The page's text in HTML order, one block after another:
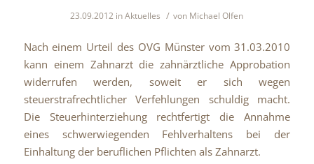
23.09.2012 inAktuelles / von Michael Olfen
Nach einem Urteil des OVG Münster vom 31.03.2010
kann einem Zahnarzt die zahnärztliche Approbation
widerrufen werden, soweit er sich wegen
steuerstrafrechtlicher Verfehlungen schuldig macht.
Die Steuerhinterziehung rechtfertigt die Annahme
eines schwerwiegenden Fehlverhaltens bei der
Einhaltung der beruflichen Pflichten als Zahnarzt.